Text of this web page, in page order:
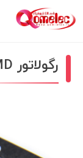
رگولاتور TL431k SMD